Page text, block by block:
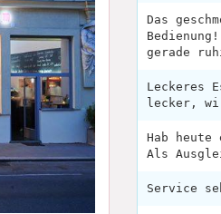
Das
gerade
Leckeres
lecker,
Hab
Als
Service